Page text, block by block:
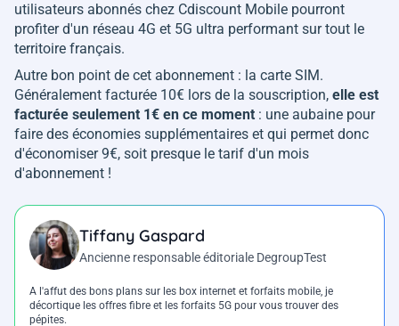
utilisateurs abonnés chez Cdiscount Mobile pourront
profiter d'un réseau 4G et 5G ultra performant sur tout le
territoire français.
Autre bon point de cet abonnement : la carte SIM.
Généralement facturée 10€ lors de la souscription, elle est
facturée seulement 1€ en ce moment : une aubaine pour
faire des économies supplémentaires et qui permet donc
d'économiser 9€, soit presque le tarif d'un mois
d'abonnement !
Tiffany Gaspard
Ancienne responsable éditoriale DegroupTest
A l'affut des bons plans sur les box internet et forfaits mobile, je
décortique les offres fibre et les forfaits 5G pour vous trouver des
pépites.